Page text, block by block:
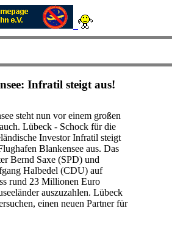
Infratil steigt aus!
steht nun vor einem großen
Lübeck - Schock für die
Investor Infratil steigt
Blankensee aus. Das
Bernd Saxe (SPD) und
Halbedel (CDU) auf
rund 23 Millionen Euro
auszuzahlen. Lübeck
einen neuen Partner für